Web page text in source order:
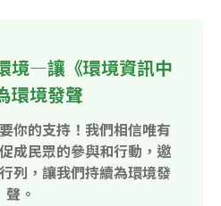
境—讓《環境資訊中
環境發聲
你的支持！我們相信唯有
成民眾的參與和行動，邀
列，讓我們持續為環境發
聲。